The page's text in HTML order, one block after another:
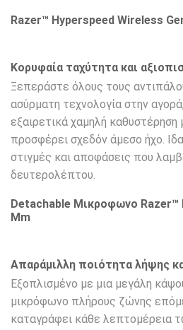
Razer™ Hyperspeed Wireless
Κορυφαία ταχύτητα και
Ξεπεράστε όλους τους
ασύρματη τεχνολογία στην
εξαιρετικά χαμηλή καθυστέρηση
προσφέρει σχεδόν άμεσο ήχο.
στιγμές και αποφάσεις που
δευτερολέπτου.
Detachable Μικροφωνο Razer™
Mm
Απαράμιλλη ποιότητα λήψης
Εξοπλισμένο με μια μεγάλη
μικρόφωνο πλήρους ζώνης
καταγράφει κάθε λεπτομέρεια